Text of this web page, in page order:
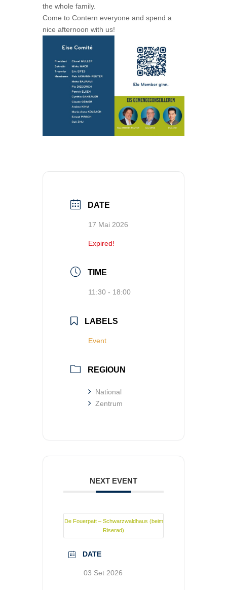
the whole family.
Come to Contern everyone and spend a
nice afternoon with us!
DATE
17 Mai 2026
Expired!
TIME
11:30 - 18:00
LABELS
Event
REGIOUN
National
Zentrum
NEXT EVENT
De Fouerpatt – Schwarzwaldhaus (beim
Riserad)
DATE
03 Set 2026